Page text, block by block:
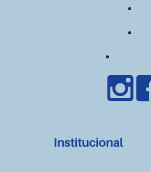
Institucional